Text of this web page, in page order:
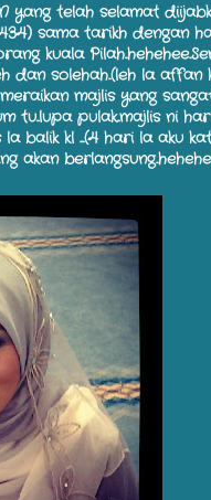
yang telah selamat
sama tarikh dengan
kuala
solehah..(leh la affan
meraikan majlis yang
tu..lupa pulak..majlis ni
balik kl ....(4 hari la aku
akan